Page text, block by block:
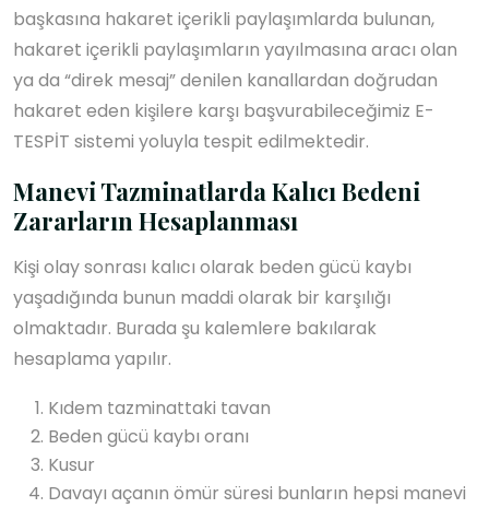
başkasına hakaret içerikli paylaşımlarda bulunan,
hakaret içerikli paylaşımların yayılmasına aracı olan
ya da “direk mesaj” denilen kanallardan doğrudan
hakaret eden kişilere karşı başvurabileceğimiz E-
TESPİT sistemi yoluyla tespit edilmektedir.
Manevi Tazminatlarda Kalıcı Bedeni
Zararların Hesaplanması
Kişi olay sonrası kalıcı olarak beden gücü kaybı
yaşadığında bunun maddi olarak bir karşılığı
olmaktadır. Burada şu kalemlere bakılarak
hesaplama yapılır.
Kıdem tazminattaki tavan
Beden gücü kaybı oranı
Kusur
Davayı açanın ömür süresi bunların hepsi manevi